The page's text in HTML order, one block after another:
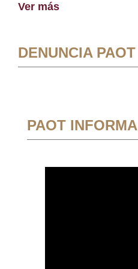
Ver más
DENUNCIA PAOT
PAOT INFORMA